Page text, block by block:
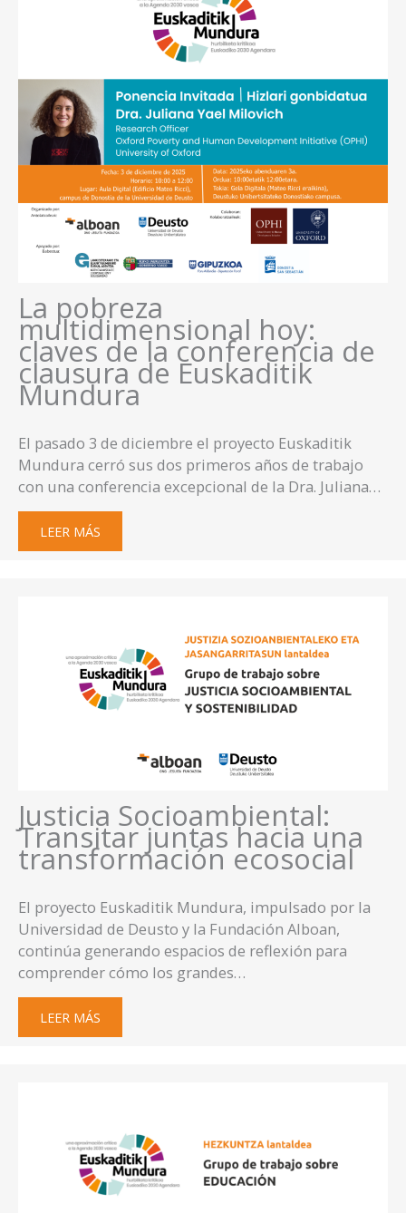
La pobreza
multidimensional hoy:
claves de la conferencia de
clausura de Euskaditik
Mundura
El pasado 3 de diciembre el proyecto Euskaditik
Mundura cerró sus dos primeros años de trabajo
con una conferencia excepcional de la Dra. Juliana…
LEER MÁS
Justicia Socioambiental:
Transitar juntas hacia una
transformación ecosocial
El proyecto Euskaditik Mundura, impulsado por la
Universidad de Deusto y la Fundación Alboan,
continúa generando espacios de reflexión para
comprender cómo los grandes…
LEER MÁS